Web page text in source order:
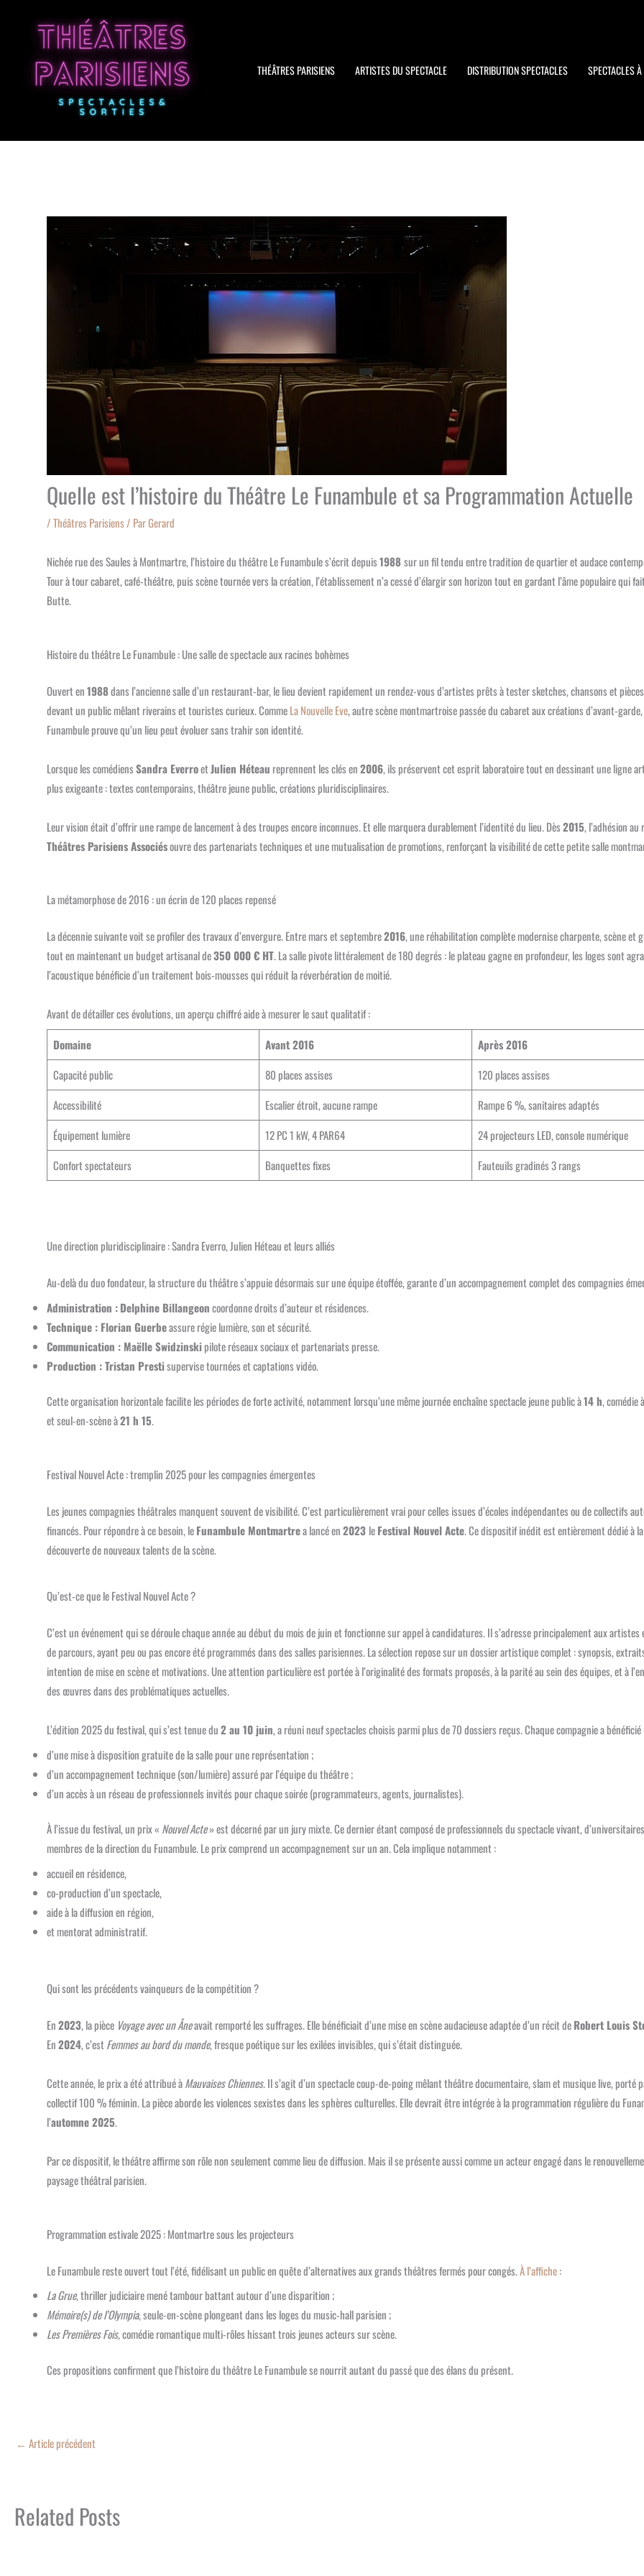
THÉÂTRES PARISIENS ARTISTES DU SPECTACLE DISTRIBUTION SPECTACLES SPECTACLES À
Quelle est l’histoire du Théâtre Le Funambule et sa Programmation Actuelle
/Théâtres Parisiens / ParGerard
Nichée rue des Saules à Montmartre, l’histoire du théâtre Le Funambule s’écrit depuis1988sur un fil tendu entre tradition de quartier et audace
Tour à tour cabaret, café-théâtre, puis scène tournée vers la création, l’établissement n’a cessé d’élargir son horizon tout en gardant l’âme populaire qui
Butte.
Histoire du théâtre Le Funambule : Une salle de spectacle aux racines bohèmes
Ouvert en1988dans l’ancienne salle d’un restaurant-bar, le lieu devient rapidement un rendez-vous d’artistes prêts à tester sketches, chansons et
devant un public mêlant riverains et touristes curieux. CommeLa Nouvelle Eve, autre scène montmartroise passée du cabaret aux créations d’avant-
Funambule prouve qu’un lieu peut évoluer sans trahir son identité.
Lorsque les comédiensSandra EverroetJulien Héteau reprennent les clés en2006, ils préservent cet esprit laboratoire tout en dessinant une ligne
plus exigeante : textes contemporains, théâtre jeune public, créations pluridisciplinaires.
Leur vision était d’offrir une rampe de lancement à des troupes encore inconnues. Et elle marquera durablement l’identité du lieu. Dès2015, l’adhésion au
Théâtres Parisiens Associésouvre des partenariats techniques et une mutualisation de promotions, renforçant la visibilité de cette petite salle
La métamorphose de 2016 : un écrin de 120 places repensé
La décennie suivante voit se profiler des travaux d’envergure. Entre mars et septembre2016, une réhabilitation complète modernise charpente, scène et
tout en maintenant un budget artisanal de350 000 € HT. La salle pivote littéralement de 180 degrés : le plateau gagne en profondeur, les loges sont
l’acoustique bénéficie d’un traitement bois-mousses qui réduit la réverbération de moitié.
Avant de détailler ces évolutions, un aperçu chiffré aide à mesurer le saut qualitatif :
Domaine
Avant 2016
Après 2016
Capacité public
80 places assises
120 places assises
Accessibilité
Escalier étroit, aucune rampe
Rampe 6 %, sanitaires adaptés
Équipement lumière
12 PC 1 kW, 4 PAR64
24 projecteurs LED, console numérique
Confort spectateurs
Banquettes fixes Fauteuils gradinés 3 rangs
Une direction pluridisciplinaire : Sandra Everro, Julien Héteau et leurs alliés
Au-delà du duo fondateur, la structure du théâtre s’appuie désormais sur une équipe étoffée, garante d’un accompagnement complet des compagnies
Administration :Delphine Billangeoncoordonne droits d’auteur et résidences.
Technique : Florian Guerbeassure régie lumière, son et sécurité.
Communication : Maëlle Swidzinskipilote réseaux sociaux et partenariats presse.
Production : Tristan Prestisupervise tournées et captations vidéo.
Cette organisation horizontale facilite les périodes de forte activité, notamment lorsqu’une même journée enchaîne spectacle jeune public à14 h, comédie à
et seul-en-scène à21 h 15.
Festival Nouvel Acte : tremplin 2025 pour les compagnies émergentes
Les jeunes compagnies théâtrales manquent souvent de visibilité. C’est particulièrement vrai pour celles issues d’écoles indépendantes ou de collectifs
financés. Pour répondre à ce besoin, leFunambule Montmartrea lancé en2023 leFestival Nouvel Acte. Ce dispositif inédit est entièrement dédié à la
découverte de nouveaux talents de la scène.
Qu’est-ce que le Festival Nouvel Acte ?
C’est un événement qui se déroule chaque année au début du mois de juin et fonctionne sur appel à candidatures. Il s’adresse principalement aux artistes
de parcours, ayant peu ou pas encore été programmés dans des salles parisiennes. La sélection repose sur un dossier artistique complet : synopsis,
intention de mise en scène et motivations. Une attention particulière est portée à l’originalité des formats proposés, à la parité au sein des équipes, et à
des œuvres dans des problématiques actuelles.
L’édition 2025 du festival, qui s’est tenue du2 au 10 juin, a réuni neuf spectacles choisis parmi plus de 70 dossiers reçus. Chaque compagnie a bénéficié
d’une mise à disposition gratuite de la salle pour une représentation ;
d’un accompagnement technique (son/lumière) assuré par l’équipe du théâtre ;
d’un accès à un réseau de professionnels invités pour chaque soirée (programmateurs, agents, journalistes).
À l’issue du festival, un prix « Nouvel Acte» est décerné par un jury mixte. Ce dernier étant composé de professionnels du spectacle vivant,
membres de la direction du Funambule. Le prix comprend un accompagnement sur un an. Cela implique notamment :
accueil en résidence,
co-production d’un spectacle,
aide à la diffusion en région,
et mentorat administratif.
Qui sont les précédents vainqueurs de la compétition ?
En2023, la pièce Voyage avec un Âneavait remporté les suffrages. Elle bénéficiait d’une mise en scène audacieuse adaptée d’un récit deRobert Louis
En2024, c’est Femmes au bord du monde, fresque poétique sur les exilées invisibles, qui s’était distinguée.
Cette année, le prix a été attribué àMauvaises Chiennes. Il s’agit d’un spectacle coup-de-poing mêlant théâtre documentaire, slam et musique live, porté
collectif 100 % féminin. La pièce aborde les violences sexistes dans les sphères culturelles. Elle devrait être intégrée à la programmation régulière du
l’automne 2025.
Par ce dispositif, le théâtre affirme son rôle non seulement comme lieu de diffusion. Mais il se présente aussi comme un acteur engagé dans le
paysage théâtral parisien.
Programmation estivale 2025 : Montmartre sous les projecteurs
Le Funambule reste ouvert tout l’été, fidélisant un public en quête d’alternatives aux grands théâtres fermés pour congés.À l’affiche:
La Grue, thriller judiciaire mené tambour battant autour d’une disparition ;
Mémoire(s) de l’Olympia, seule-en-scène plongeant dans les loges du music-hall parisien ;
Les Premières Fois, comédie romantique multi-rôles hissant trois jeunes acteurs sur scène.
Ces propositions confirment que l’histoire du théâtre Le Funambule se nourrit autant du passé que des élans du présent.
← Article précédent
Related Posts